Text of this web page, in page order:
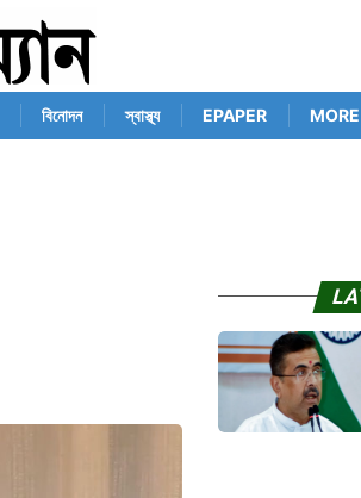
বিনোদন স্বাস্থ্য EPAPER MORE